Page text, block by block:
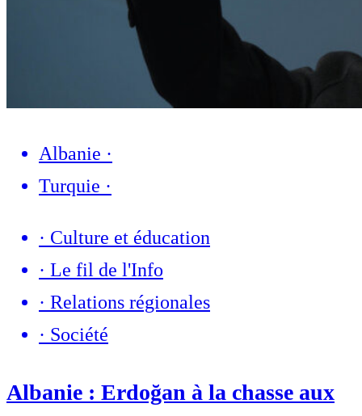
Albanie ·
Turquie ·
· Culture et éducation
· Le fil de l'Info
· Relations régionales
· Société
Albanie : Erdoğan à la chasse aux